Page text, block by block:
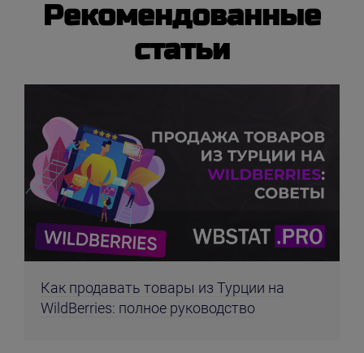
Рекомендованные
статьи
Как продавать товары из Турции на
WildBerries: полное руководство